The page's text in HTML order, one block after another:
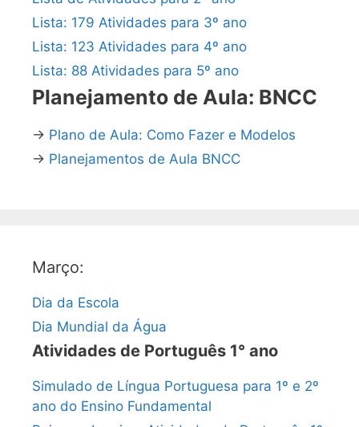
Lista: 179 Atividades para 3º ano
Lista: 123 Atividades para 4º ano
Lista: 88 Atividades para 5º ano
Planejamento de Aula: BNCC
→ Plano de Aula: Como Fazer e Modelos
→ Planejamentos de Aula BNCC
Março:
Dia da Escola
Dia Mundial da Água
Atividades de Português 1° ano
Simulado de Língua Portuguesa para 1º e 2º
ano do Ensino Fundamental